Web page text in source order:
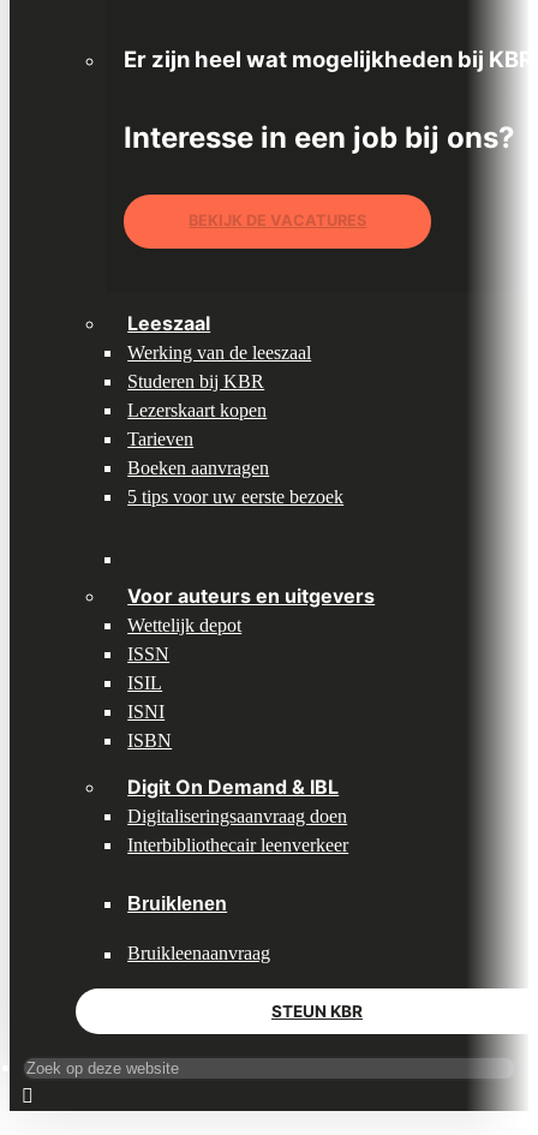
Interesse in een job bij ons?
Er zijn heel wat mogelijkheden bij KBR.
BEKIJK DE VACATURES
Leeszaal
Werking van de leeszaal
Studeren bij KBR
Lezerskaart kopen
Tarieven
Boeken aanvragen
5 tips voor uw eerste bezoek
Voor auteurs en uitgevers
Wettelijk depot
ISSN
ISIL
ISNI
ISBN
Digit On Demand & IBL
Digitaliseringsaanvraag doen
Interbibliothecair leenverkeer
Bruiklenen
Bruikleenaanvraag
STEUN KBR
Search
for: